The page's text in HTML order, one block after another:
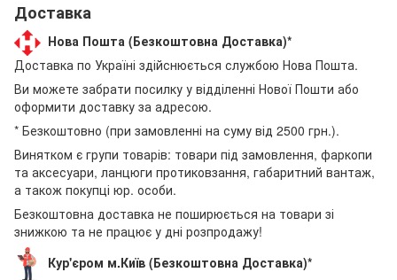
Доставка
Нова Пошта (Безкоштовна Доставка)*
Доставка по Україні здійснюється службою Нова Пошта.
Ви можете забрати посилку у відділенні Нової Пошти або
оформити доставку за адресою.
* Безкоштовно (при замовленні на суму від 2500 грн.).
Винятком є групи товарів: товари під замовлення, фаркопи
та аксесуари, ланцюги протиковзання, габаритний вантаж,
а також покупці юр. особи.
Безкоштовна доставка не поширюється на товари зі
знижкою та не працює у дні розпродажу!
Кур'єром м.Київ (Безкоштовна Доставка)*